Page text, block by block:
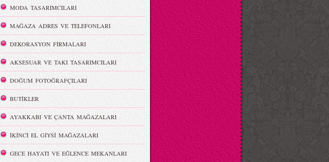
MODA TASARIMCILARI
MAĞAZA ADRES VE TELEFONLARI
DEKORASYON FİRMALARI
AKSESUAR VE TAKI TASARIMCILARI
DOĞUM FOTOĞRAFÇILARI
BUTİKLER
AYAKKABI VE ÇANTA MAĞAZALARI
İKİNCİ EL GİYSİ MAĞAZALARI
GECE HAYATI VE EĞLENCE MEKANLARI